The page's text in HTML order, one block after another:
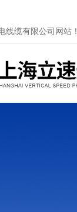
线缆有限公司网站！